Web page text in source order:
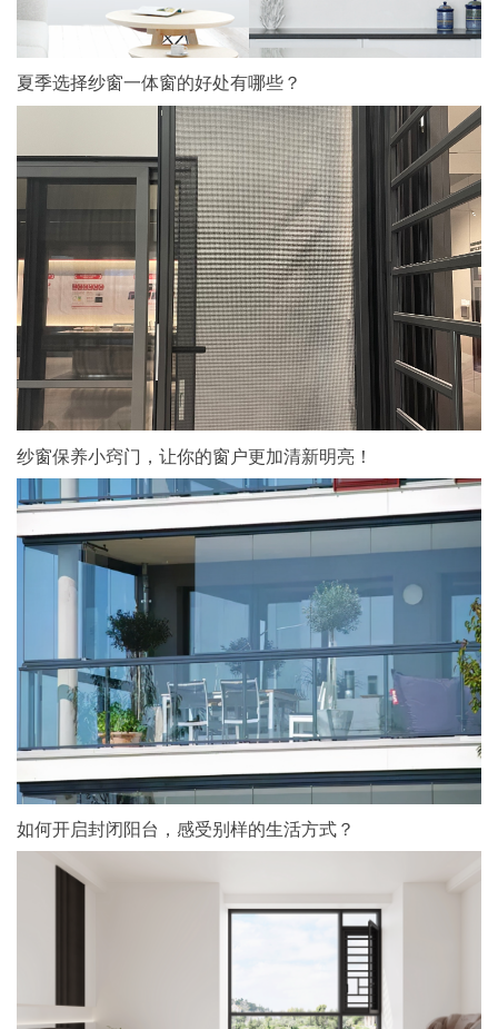
夏季选择纱窗一体窗的好处有哪些？
纱窗保养小窍门，让你的窗户更加清新明亮！
如何开启封闭阳台，感受别样的生活方式？